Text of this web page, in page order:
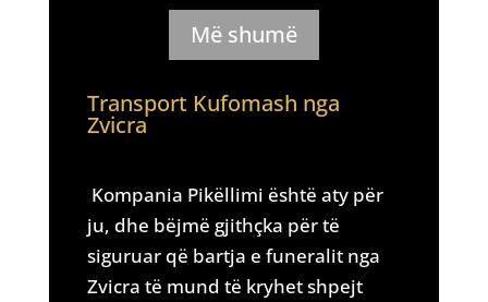
Më shumë
Transport Kufomash nga
Zvicra
Kompania Pikëllimi është aty për
ju, dhe bëjmë gjithçka për të
siguruar që bartja e funeralit nga
Zvicra të mund të kryhet shpejt